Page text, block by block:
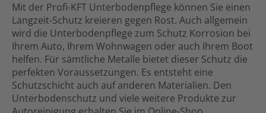
Mit der Profi-KFT Unterbodenpflege können Sie einen
Langzeit-Schutz kreieren gegen Rost. Auch allgemein
wird die Unterbodenpflege zum Schutz Korrosion bei
Ihrem Auto, Ihrem Wohnwagen oder auch Ihrem Boot
helfen. Für sämtliche Metalle bietet dieser Schutz die
perfekten Voraussetzungen. Es entsteht eine
Schutzschicht auch auf anderen Materialien. Den
Unterbodenschutz und viele weitere Produkte zur